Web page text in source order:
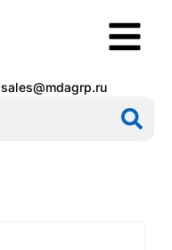
sales@mdagrp.ru